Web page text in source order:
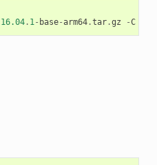
16.04. 1- base-arm64.tar.gz -C